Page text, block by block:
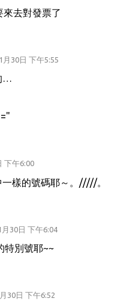
來去對發票了
月30日 下午5:55
…
下午6:00
樣的號碼耶～。/////。
月30日 下午6:04
特別號耶~~
30日 下午6:52